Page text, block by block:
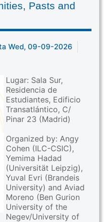
Pasts and
Wed, 09-09-2026
Lugar: Sala Sur,
Residencia de
Estudiantes, Edificio
Transatlántico, C/
Pinar 23 (Madrid)
Organized by: Angy
Cohen (ILC-CSIC),
Yemima Hadad
(Universität Leipzig),
Yuval Evri (Brandeis
University) and Aviad
Moreno (Ben Gurion
University of the
Negev/University of